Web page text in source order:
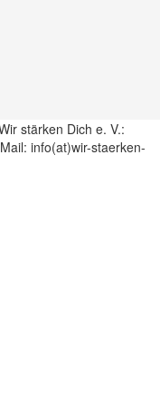
stärken Dich e. V.:
info(at)wir-staerken-